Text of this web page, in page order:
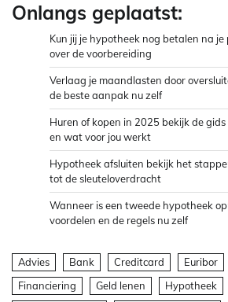
Onlangs geplaatst:
Kun jij je hypotheek nog betalen na
over de voorbereiding
Verlaag je maandlasten door
de beste aanpak nu zelf
Huren of kopen in 2025 bekijk de
en wat voor jou werkt
Hypotheek afsluiten bekijk het
tot de sleuteloverdracht
Wanneer is een tweede hypotheek
voordelen en de regels nu zelf
Advies Bank Creditcard Euribor
Financiering
Geld lenen Hypotheek